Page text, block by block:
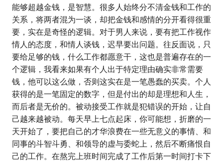
能够超越金钱，是智慧。很多人始终分不清金钱和工作的
关系，将两者混为一谈，却把金钱和感情的分开看得很重
要，实在是奇怪的逻辑。对于男人来说，要有把工作视作
情人的态度，和情人谈钱，迟早要出问题。往反面说，只
要给足够的钱，什么工作都愿意干，这也是普遍存在的一
个逻辑，我看来如果有个人出于特定理由确实非常需要
钱，他可以这么做，否则这实在是一笔愚蠢的买卖。个人
获得的是一笔固定的数字，但是付出的却是理想和人生，
而后者是无价的。被动接受工作就是犯错误的开始，让自
己越来越被动。每天早上七点起床，你可能想，折磨的一
天开始了，要把自己的才华浪费在一些无意义的事情、和
同事的斗智斗勇、和领导的虚与委蛇上，然后不断痛恨自
己的工作。在熬完上班时间完成了工作后第一时间打卡下